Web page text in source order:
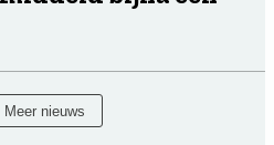
Meer nieuws